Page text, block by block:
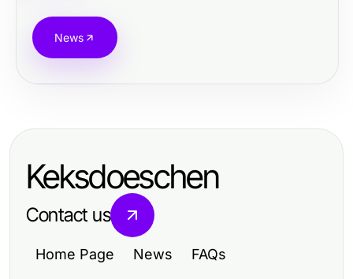
News
Keksdoeschen
Contact us
Home Page News FAQs